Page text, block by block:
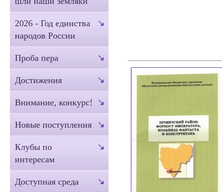
2026 - Год единства
народов России
Проба пера
Достижения
Внимание, конкурс!
Новые поступления
Клубы по
интересам
Доступная среда